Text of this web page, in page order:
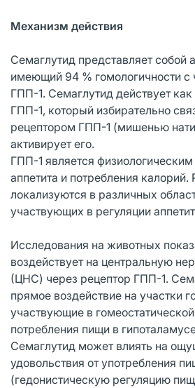
Механизм действия
Семаглутид представляет собой
имеющий 94 % гомологичности с
ГПП-1. Семаглутид действует как
ГПП-1, который избирательно
рецептором ГПП-1 (мишенью
активирует его.
ГПП-1 является
аппетита и потребления
локализуются в различных
участвующих в регуляции
Исследования на животных
воздействует на центральную
(ЦНС) через рецептор ГПП-1.
прямое воздействие на участки
участвующие в
потребления пищи в
Семаглутид может влиять на
удовольствия от употребления
(гедонистическую регуляцию